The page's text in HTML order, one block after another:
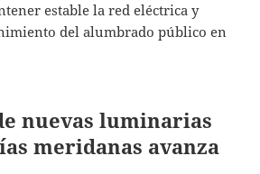
estable la red eléctrica y
del alumbrado público en
nuevas luminarias
meridanas avanza